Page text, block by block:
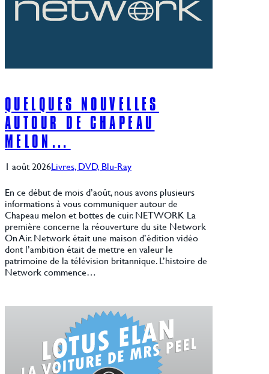
QUELQUES NOUVELLES
AUTOUR DE CHAPEAU
MELON…
1 août 2026Livres, DVD, Blu-Ray
En ce début de mois d’août, nous avons plusieurs
informations à vous communiquer autour de
Chapeau melon et bottes de cuir. NETWORK La
première concerne la réouverture du site Network
On Air. Network était une maison d’édition vidéo
dont l’ambition était de mettre en valeur le
patrimoine de la télévision britannique. L’histoire de
Network commence…